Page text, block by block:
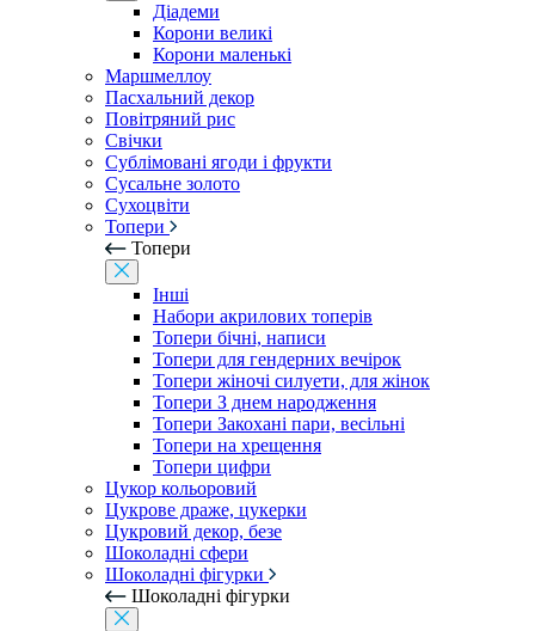
Діадеми
Корони великі
Корони маленькі
Маршмеллоу
Пасхальний декор
Повітряний рис
Свічки
Сублімовані ягоди і фрукти
Сусальне золото
Сухоцвіти
Топери
Топери
Інші
Набори акрилових топерів
Топери бічні, написи
Топери для гендерних вечірок
Топери жіночі силуети, для жінок
Топери З днем ​​народження
Топери Закохані пари, весільні
Топери на хрещення
Топери цифри
Цукор кольоровий
Цукрове драже, цукерки
Цукровий декор, безе
Шоколадні сфери
Шоколадні фігурки
Шоколадні фігурки